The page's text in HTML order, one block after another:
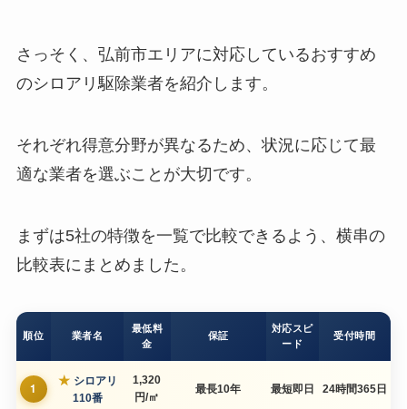
さっそく、弘前市エリアに対応しているおすすめ
のシロアリ駆除業者を紹介します。
それぞれ得意分野が異なるため、状況に応じて最
適な業者を選ぶことが大切です。
まずは5社の特徴を一覧で比較できるよう、横串の
比較表にまとめました。
順位 業者名
最低料
金
保証
対応スピ
ード
受付時間
1 ★ シロアリ
110番
1,320
円/㎡
最長10年 最短即日 24時間365日